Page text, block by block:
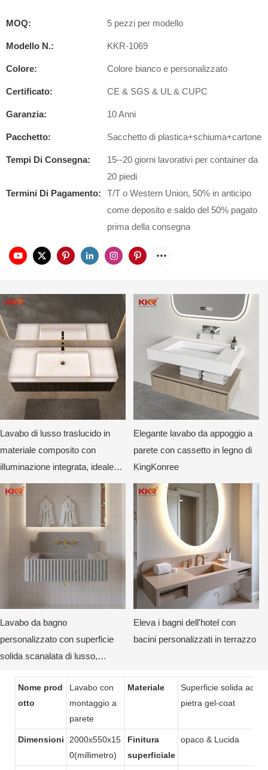
MOQ: 5 pezzi per modello
Modello N.: KKR-1069
Colore: Colore bianco e personalizzato
Certificato: CE & SGS & UL & CUPC
Garanzia: 10 Anni
Pacchetto: Sacchetto di plastica+schiuma+cartone
Tempi Di Consegna:
15--20 giorni lavorativi per container da
20 piedi
Termini Di Pagamento:
T/T o Western Union, 50% in anticipo
come deposito e saldo del 50% pagato
prima della consegna
Lavabo di lusso traslucido in
materiale composito con
illuminazione integrata, ideale
per hotel e ville.
Elegante lavabo da appoggio a
parete con cassetto in legno di
KingKonree
Lavabo da bagno
personalizzato con superficie
solida scanalata di lusso,
posteriore curvo di KKR
Eleva i bagni dell'hotel con
bacini personalizzati in terrazzo
Nome prod
otto
Lavabo con
montaggio a
parete
Materiale
Superficie solida
pietra gel-coat
Dimensioni
2000x550x15
0(millimetro)
Finitura
superficiale
opaco & Lucida